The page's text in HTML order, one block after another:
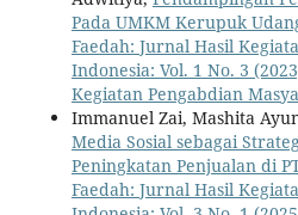
Pada UMKM Kerupuk
Faedah: Jurnal Hasil
Indonesia: Vol. 1 No. 3
Kegiatan Pengabdian
Immanuel Zai, Mashita
Media Sosial sebagai
Peningkatan Penjualan di
Faedah: Jurnal Hasil